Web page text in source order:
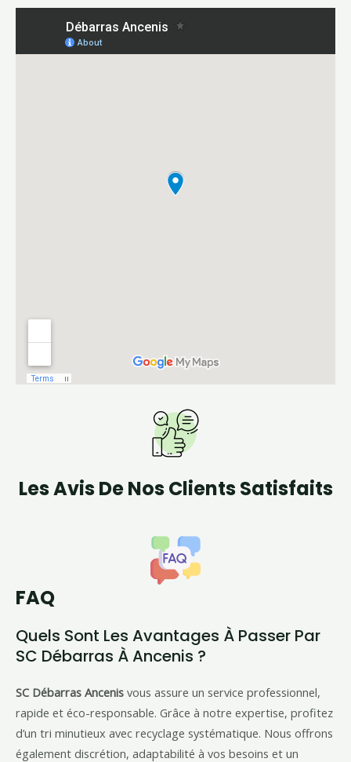
Les Avis De Nos Clients Satisfaits
FAQ
Quels Sont Les Avantages À Passer Par
SC Débarras À Ancenis ?
SC Débarras Ancenis vous assure un service professionnel,
rapide et éco-responsable. Grâce à notre expertise, profitez
d’un tri minutieux avec recyclage systématique. Nous offrons
également discrétion, adaptabilité à vos besoins et un